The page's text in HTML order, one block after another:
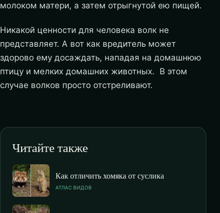
молоком матери, а затем отрыгнутой ею пищей.
Никакой ценности для человека волк не
представляет. А вот как вредитель может
здорово ему досаждать, нападая на домашнюю
птицу и мелких домашних животных. В этом
случае волков просто отстреливают.
Читайте также
Как отличить хомяка от суслика
АТЛАС ВИДОВ